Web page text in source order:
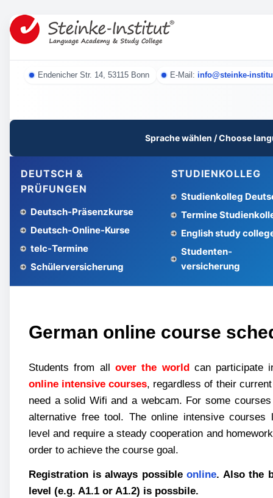
Endenicher Str. 14, 53115 Bonn E-Mail: info@steinke-
Sprache wählen / Choose
DEUTSCH &
PRÜFUNGEN
Deutsch-Präsenzkurse
Deutsch-Online-Kurse
telc-Termine
Schüler­versicherung
STUDIENKOLLEG
Studienkolleg
Termine
English study
Studenten­
versicherung
German online course
Students from all over the worldcan participate
online intensive courses, regardless of their
need a solid Wifi and a webcam. For some
alternative free tool. The online intensive
level and require a steady cooperation and
order to achieve the course goal.
Registration is always possible online. Also the
level (e.g. A1.1 or A1.2) is possbile.